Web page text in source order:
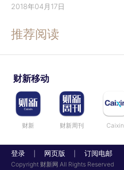
2018年04月17日
推荐阅读
财新移动
财新 财新周刊 Caixin
登录 网页版 订阅电邮
Copyright 财新网 All Rights Reserved